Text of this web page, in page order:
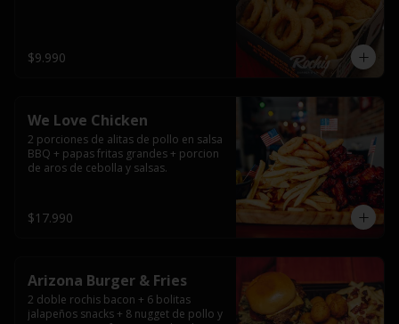
$9.990
We Love Chicken
2 porciones de alitas de pollo en salsa
BBQ + papas fritas grandes + porcion
de aros de cebolla y salsas.
$17.990
Arizona Burger & Fries
2 doble rochis bacon + 6 bolitas
jalapeños snacks + 8 nugget de pollo y